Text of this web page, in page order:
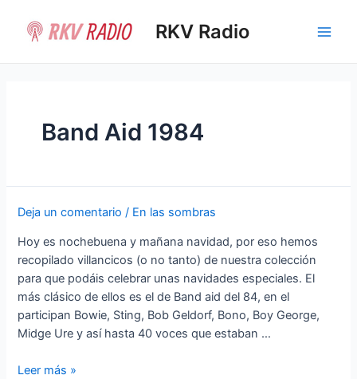
contenido
RKV Radio
Band Aid 1984
Deja un comentario / En las sombras
Hoy es nochebuena y mañana navidad, por eso hemos
recopilado villancicos (o no tanto) de nuestra colección
para que podáis celebrar unas navidades especiales. El
más clásico de ellos es el de Band aid del 84, en el
participan Bowie, Sting, Bob Geldorf, Bono, Boy George,
Midge Ure y así hasta 40 voces que estaban …
Dark
Leer más »